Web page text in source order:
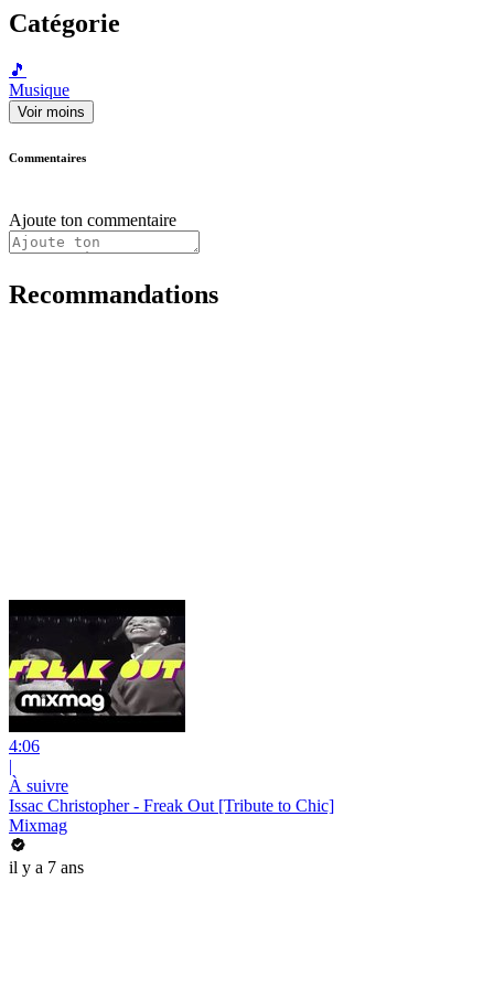
Catégorie
🎵
Musique
Voir moins
Commentaires
Ajoute ton commentaire
Recommandations
4:06
|
À suivre
Issac Christopher - Freak Out [Tribute to Chic]
Mixmag
il y a 7 ans